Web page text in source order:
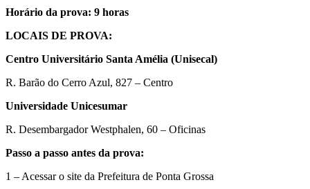
Horário da prova: 9 horas
LOCAIS DE PROVA:
Centro Universitário Santa Amélia (Unisecal)
R. Barão do Cerro Azul, 827 – Centro
Universidade Unicesumar
R. Desembargador Westphalen, 60 – Oficinas
Passo a passo antes da prova:
1 – Acessar o site da Prefeitura de Ponta Grossa